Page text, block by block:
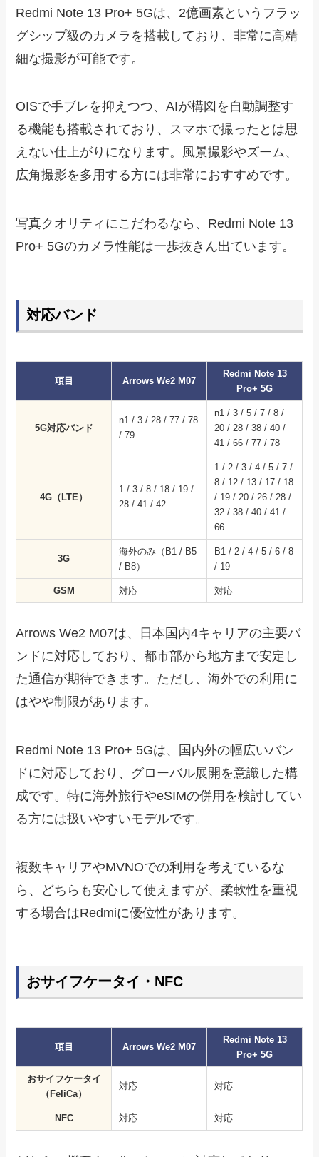
Redmi Note 13 Pro+ 5Gは、2億画素というフラッ
グシップ級のカメラを搭載しており、非常に高精
細な撮影が可能です。
OISで手ブレを抑えつつ、AIが構図を自動調整す
る機能も搭載されており、スマホで撮ったとは思
えない仕上がりになります。風景撮影やズーム、
広角撮影を多用する方には非常におすすめです。
写真クオリティにこだわるなら、Redmi Note 13
Pro+ 5Gのカメラ性能は一歩抜きん出ています。
対応バンド
項目 Arrows We2 M07
Redmi Note 13
Pro+ 5G
5G対応バンド
n1 / 3 / 28 / 77 / 78
/ 79
n1 / 3 / 5 / 7 / 8 /
20 / 28 / 38 / 40 /
41 / 66 / 77 / 78
4G（LTE）
1 / 3 / 8 / 18 / 19 /
28 / 41 / 42
1 / 2 / 3 / 4 / 5 / 7 /
8 / 12 / 13 / 17 / 18
/ 19 / 20 / 26 / 28 /
32 / 38 / 40 / 41 /
66
3G
海外のみ（B1 / B5
/ B8）
B1 / 2 / 4 / 5 / 6 / 8
/ 19
GSM 対応 対応
Arrows We2 M07は、日本国内4キャリアの主要バ
ンドに対応しており、都市部から地方まで安定し
た通信が期待できます。ただし、海外での利用に
はやや制限があります。
Redmi Note 13 Pro+ 5Gは、国内外の幅広いバン
ドに対応しており、グローバル展開を意識した構
成です。特に海外旅行やeSIMの併用を検討してい
る方には扱いやすいモデルです。
複数キャリアやMVNOでの利用を考えているな
ら、どちらも安心して使えますが、柔軟性を重視
する場合はRedmiに優位性があります。
おサイフケータイ・NFC
項目 Arrows We2 M07
Redmi Note 13
Pro+ 5G
おサイフケータイ
（FeliCa）
対応 対応
NFC 対応 対応